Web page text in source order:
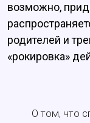
возможно,
родителей и
«рокировка»
О том, что